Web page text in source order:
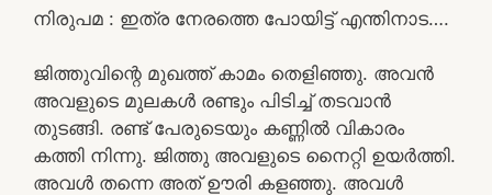
നിരുപമ : ഇത്ര നേരത്തെ പോയിട്ട് എന്തിനാട….
ജിത്തുവിന്റെ മുഖത്ത് കാമം തെളിഞ്ഞു. അവൻ
അവളുടെ മുലകൾ രണ്ടും പിടിച്ച് തടവാൻ
തുടങ്ങി. രണ്ട് പേരുടെയും കണ്ണിൽ വികാരം
കത്തി നിന്നു. ജിത്തു അവളുടെ നൈറ്റി ഉയർത്തി.
അവൾ തന്നെ അത് ഊരി കളഞ്ഞു. അവൾ